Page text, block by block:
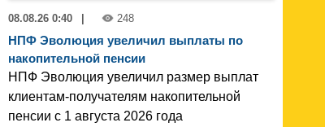
08.08.26 0:40 248
НПФ Эволюция увеличил выплаты по
накопительной пенсии
НПФ Эволюция увеличил размер выплат
клиентам-получателям накопительной
пенсии с 1 августа 2026 года